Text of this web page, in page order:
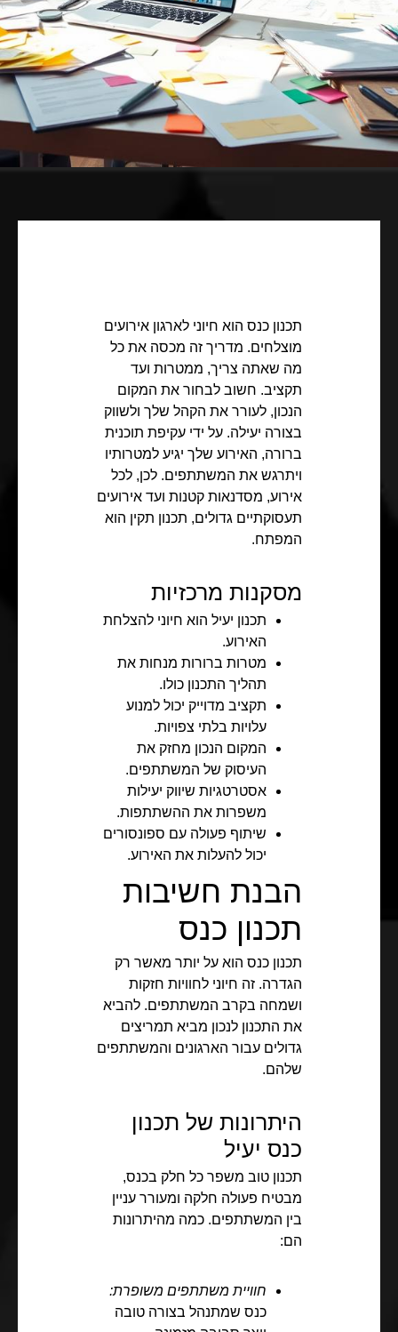
תכנון כנס הוא חיוני לארגון אירועים
מוצלחים. מדריך זה מכסה את כל
מה שאתה צריך, ממטרות ועד
תקציב. חשוב לבחור את המקום
הנכון, לעורר את הקהל שלך ולשווק
בצורה יעילה. על ידי עקיפת תוכנית
ברורה, האירוע שלך יגיע למטרותיו
ויתרגש את המשתתפים. לכן, לכל
אירוע, מסדנאות קטנות ועד אירועים
תעסוקתיים גדולים, תכנון תקין הוא
המפתח.
מסקנות מרכזיות
תכנון יעיל הוא חיוני להצלחת
האירוע.
מטרות ברורות מנחות את
תהליך התכנון כולו.
תקציב מדוייק יכול למנוע
עלויות בלתי צפויות.
המקום הנכון מחזק את
העיסוק של המשתתפים.
אסטרטגיות שיווק יעילות
משפרות את ההשתתפות.
שיתוף פעולה עם ספונסורים
יכול להעלות את האירוע.
הבנת חשיבות
תכנון כנס
תכנון כנס הוא על יותר מאשר רק
הגדרה. זה חיוני לחוויות חזקות
ושמחה בקרב המשתתפים. להביא
את התכנון לנכון מביא תמריצים
גדולים עבור הארגונים והמשתתפים
שלהם.
היתרונות של תכנון
כנס יעיל
תכנון טוב משפר כל חלק בכנס,
מבטיח פעולה חלקה ומעורר עניין
בין המשתתפים. כמה מהיתרונות
הם:
חוויית משתתפים משופרת:
כנס שמתנהל בצורה טובה